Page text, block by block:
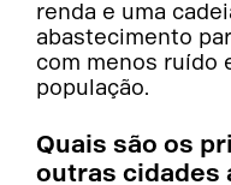
renda e uma
abastecimento
com menos ruído
população.
Quais são os
outras cidades